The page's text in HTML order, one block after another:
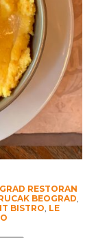
RESTORAN
BEOGRAD,
BISTRO, LE